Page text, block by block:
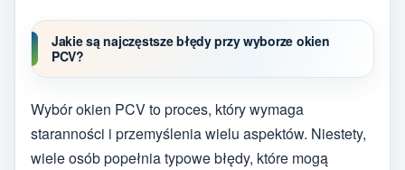
Jakie są najczęstsze błędy przy wyborze okien
PCV?
Wybór okien PCV to proces, który wymaga
staranności i przemyślenia wielu aspektów. Niestety,
wiele osób popełnia typowe błędy, które mogą